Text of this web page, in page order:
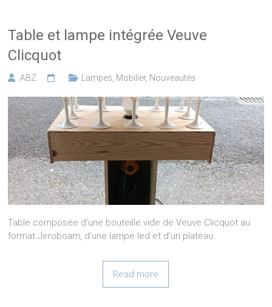
Table et lampe intégrée Veuve
Clicquot
ABZ Lampes Mobilier, Nouveautés
Table composée d’une bouteille vide de Veuve Clicquot au
format Jeroboam, d’une lampe led et d’un plateau.
Read more